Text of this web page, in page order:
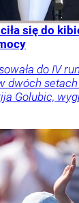
się do
do IV
dwóch
Golubic,